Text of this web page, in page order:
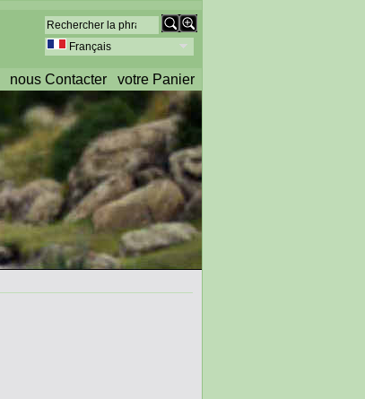
Français
nous Contacter votre Panier